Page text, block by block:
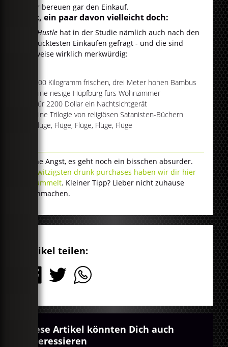
oder bereuen gar den Einkauf.
Gut, ein paar davon vielleicht doch:
The Hustle hat in der Studie nämlich auch nach den
verrücktesten Einkäufen gefragt - und die sind
teilweise wirklich merkwürdig:
100 Kilogramm frischen, drei Meter hohen Bambus
eine riesige Hüpfburg fürs Wohnzimmer
Für 2200 Dollar ein Nachtsichtgerät
Eine Trilogie von religiösen Satanisten-Büchern
Flüge, Flüge, Flüge, Flüge, Flüge
Keine Angst, es geht noch ein bisschen absurder.
Die witzigsten drunk purchases haben wir dir hier
gesammelt. Kleiner Tipp? Lieber nicht zuhause
nachmachen.
Artikel teilen:
Diese Artikel könnten Dich auch
interessieren